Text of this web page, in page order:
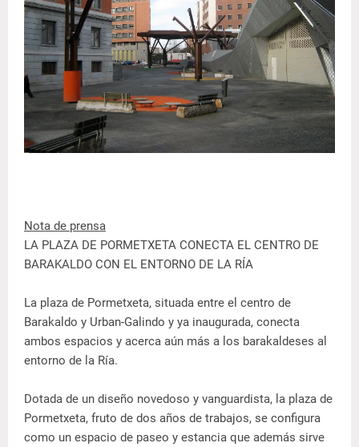
Nota de prensa
LA PLAZA DE PORMETXETA CONECTA EL CENTRO DE
BARAKALDO CON EL ENTORNO DE LA RÍA
La plaza de Pormetxeta, situada entre el centro de
Barakaldo y Urban-Galindo y ya inaugurada, conecta
ambos espacios y acerca aún más a los barakaldeses al
entorno de la Ría.
Dotada de un diseño novedoso y vanguardista, la plaza de
Pormetxeta, fruto de dos años de trabajos, se configura
como un espacio de paseo y estancia que además sirve